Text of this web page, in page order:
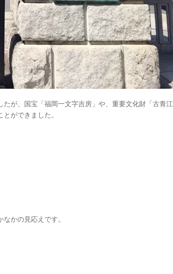
が、国宝「福岡一文字吉房」や、重要文化財「古青江
ができました。
かの見応えです。